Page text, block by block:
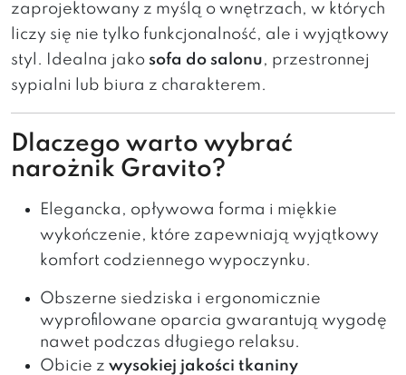
zaprojektowany z myślą o wnętrzach, w których
liczy się nie tylko funkcjonalność, ale i wyjątkowy
styl. Idealna jako sofa do salonu, przestronnej
sypialni lub biura z charakterem.
Dlaczego warto wybrać
narożnik Gravito?
Elegancka, opływowa forma i miękkie
wykończenie, które zapewniają wyjątkowy
komfort codziennego wypoczynku.
Obszerne siedziska i ergonomicznie
wyprofilowane oparcia gwarantują wygodę
nawet podczas długiego relaksu.
Obicie z wysokiej jakości tkaniny